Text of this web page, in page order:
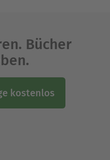
Bücher
kostenlos